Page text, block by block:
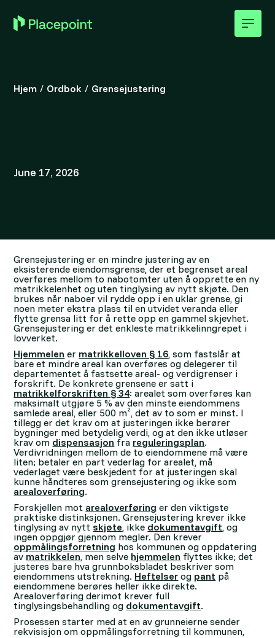
Hjem / Ordbok / Grensejustering
June 17, 2026
Grensejustering er en mindre justering av en
eksisterende eiendomsgrense, der et begrenset areal
overføres mellom to nabotomter uten å opprette en ny
matrikkelenhet og uten tinglysing av nytt skjøte. Den
brukes når naboer vil rydde opp i en uklar grense, gi
noen meter ekstra plass til en utvidet veranda eller
flytte grensa litt for å rette opp en gammel skjevhet.
Grensejustering er det enkleste matrikkelinngrepet i
lovverket.
Hjemmelen er matrikkelloven § 16, som fastslår at
bare et mindre areal kan overføres og delegerer til
departementet å fastsette areal- og verdigrenser i
forskrift. De konkrete grensene er satt i
matrikkelforskriften § 34: arealet som overføres kan
maksimalt utgjøre 5 % av den minste eiendommens
samlede areal, eller 500 m², det av to som er minst. I
tillegg er det krav om at justeringen ikke berører
bygninger med betydelig verdi, og at den ikke utløser
krav om dispensasjon fra reguleringsplan.
Verdivridningen mellom de to eiendommene må være
liten; betaler en part vederlag for arealet, må
vederlaget være beskjedent for at justeringen skal
kunne håndteres som grensejustering og ikke som
arealoverføring.
Forskjellen mot arealoverføring er den viktigste
praktiske distinksjonen. Grensejustering krever ikke
tinglysing av nytt skjøte, ikke dokumentavgift, og
ingen oppgjør gjennom megler. Den krever
oppmålingsforretning hos kommunen og oppdatering
av matrikkelen, men selve hjemmelen flyttes ikke; det
justeres bare hva grunnboksbladet beskriver som
eiendommens utstrekning. Heftelser og pant på
eiendommene berøres heller ikke direkte.
Arealoverføring derimot krever full
tinglysingsbehandling og dokumentavgift.
Prosessen starter med at en av grunneierne sender
rekvisisjon om oppmålingsforretning til kommunen,